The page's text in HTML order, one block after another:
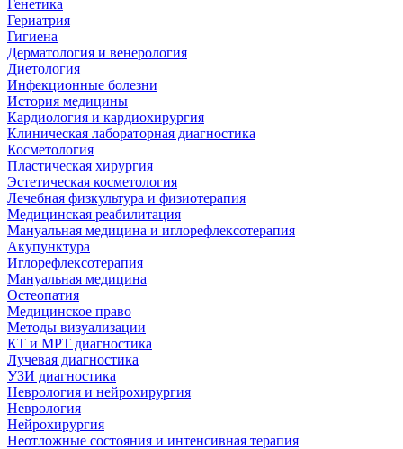
Генетика
Гериатрия
Гигиена
Дерматология и венерология
Диетология
Инфекционные болезни
История медицины
Кардиология и кардиохирургия
Клиническая лабораторная диагностика
Косметология
Пластическая хирургия
Эстетическая косметология
Лечебная физкультура и физиотерапия
Медицинская реабилитация
Мануальная медицина и иглорефлексотерапия
Акупунктура
Иглорефлексотерапия
Мануальная медицина
Остеопатия
Медицинское право
Методы визуализации
КТ и МРТ диагностика
Лучевая диагностика
УЗИ диагностика
Неврология и нейрохирургия
Неврология
Нейрохирургия
Неотложные состояния и интенсивная терапия